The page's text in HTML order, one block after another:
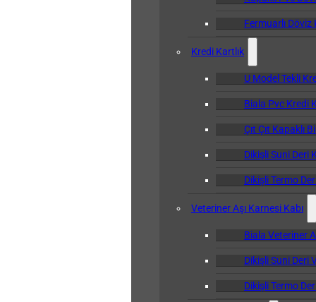
Fermuarlı Döviz
Kredi Kartlık
U Model Tekli
Biala Pvc Kredi
Çıt Çıt Kapaklı
Dikişli Suni Deri
Dikişli Termo
Veteriner Aşı Karnesi Kabı
Biala Veteriner
Dikişli Suni Deri
Dikişli Termo